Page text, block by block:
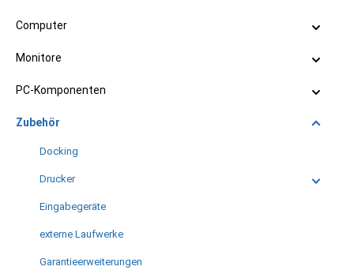
Computer
Monitore
PC-Komponenten
Zubehör
Docking
Drucker
Eingabegeräte
externe Laufwerke
Garantieerweiterungen